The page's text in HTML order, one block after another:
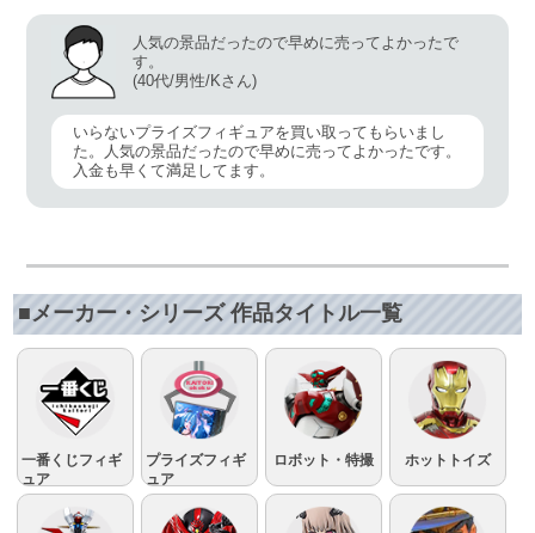
人気の景品だったので早めに売ってよかったで
す。
(40代/男性/Kさん)
いらないプライズフィギュアを買い取ってもらいまし
た。人気の景品だったので早めに売ってよかったです。
入金も早くて満足してます。
■メーカー・シリーズ 作品タイトル一覧
一番くじフィギ
ュア
プライズフィギ
ュア
ロボット・特撮 ホットトイズ